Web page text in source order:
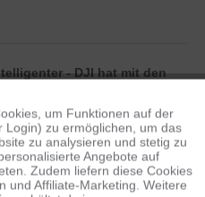
- DJI hat mit den
nachgelegt!
eine deutlich gesteigerte
bzw. 3kg (RSC 2). Trotz der
Aktiv
Inaktiv
um Funktionen auf der
Login) zu ermöglichen, um das
zu analysieren und stetig zu
Angebote auf
Zudem liefern diese Cookies
und Affiliate-Marketing. Weitere